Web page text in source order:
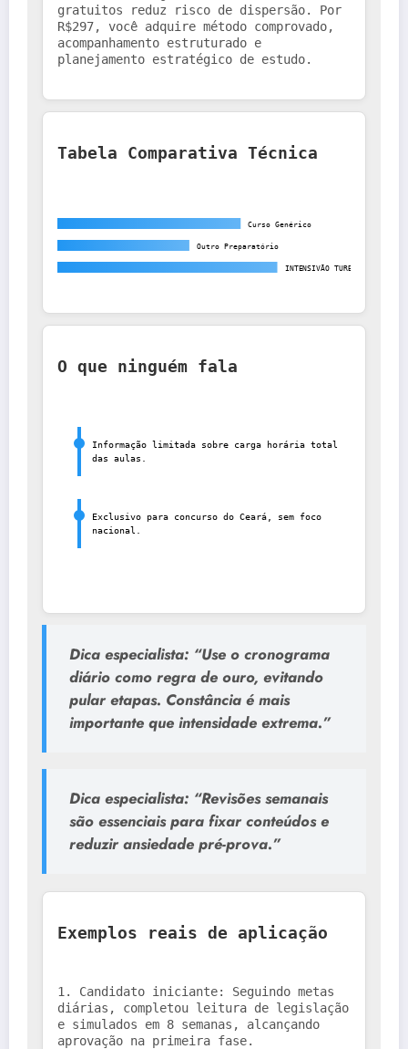
gratuitos reduz risco de dispersão. Por
R$297, você adquire método comprovado,
acompanhamento estruturado e
planejamento estratégico de estudo.
Tabela Comparativa Técnica
Curso Genérico
Outro Preparatório
INTENSIVÃO TURBO
O que ninguém fala
Informação limitada sobre carga horária total
das aulas.
Exclusivo para concurso do Ceará, sem foco
nacional.
Dica especialista: “Use o cronograma
diário como regra de ouro, evitando
pular etapas. Constância é mais
importante que intensidade extrema.”
Dica especialista: “Revisões semanais
são essenciais para fixar conteúdos e
reduzir ansiedade pré-prova.”
Exemplos reais de aplicação
1. Candidato iniciante: Seguindo metas
diárias, completou leitura de legislação
e simulados em 8 semanas, alcançando
aprovação na primeira fase.